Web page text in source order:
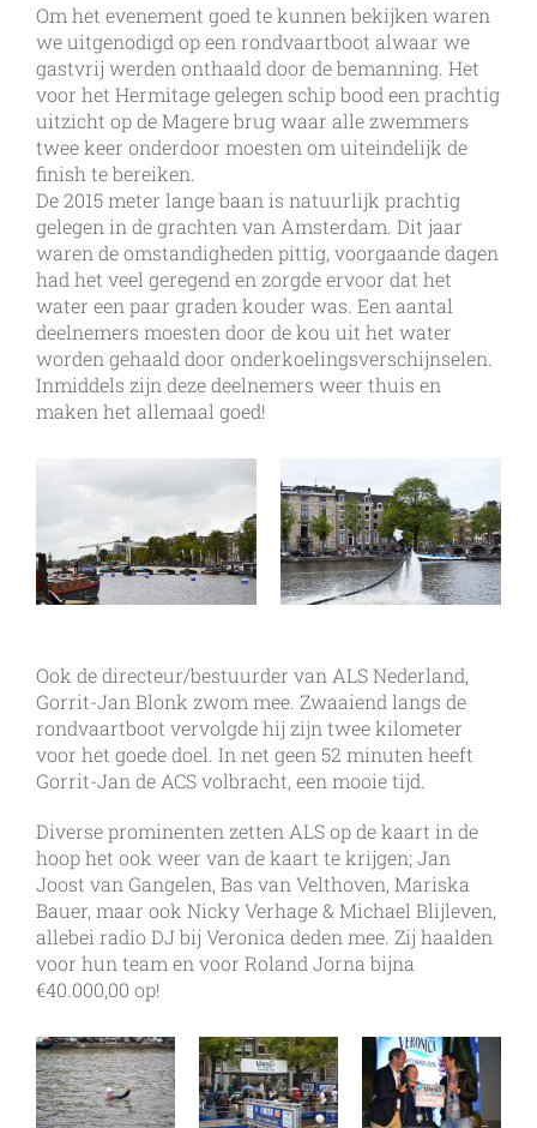
Om het evenement goed te kunnen bekijken waren
we uitgenodigd op een rondvaartboot alwaar we
gastvrij werden onthaald door de bemanning. Het
voor het Hermitage gelegen schip bood een prachtig
uitzicht op de Magere brug waar alle zwemmers
twee keer onderdoor moesten om uiteindelijk de
finish te bereiken.
De 2015 meter lange baan is natuurlijk prachtig
gelegen in de grachten van Amsterdam. Dit jaar
waren de omstandigheden pittig, voorgaande dagen
had het veel geregend en zorgde ervoor dat het
water een paar graden kouder was. Een aantal
deelnemers moesten door de kou uit het water
worden gehaald door onderkoelingsverschijnselen.
Inmiddels zijn deze deelnemers weer thuis en
maken het allemaal goed!
Ook de directeur/bestuurder van ALS Nederland,
Gorrit-Jan Blonk zwom mee. Zwaaiend langs de
rondvaartboot vervolgde hij zijn twee kilometer
voor het goede doel. In net geen 52 minuten heeft
Gorrit-Jan de ACS volbracht, een mooie tijd.
Diverse prominenten zetten ALS op de kaart in de
hoop het ook weer van de kaart te krijgen; Jan
Joost van Gangelen, Bas van Velthoven, Mariska
Bauer, maar ook Nicky Verhage & Michael Blijleven,
allebei radio DJ bij Veronica deden mee. Zij haalden
voor hun team en voor Roland Jorna bijna
€40.000,00 op!